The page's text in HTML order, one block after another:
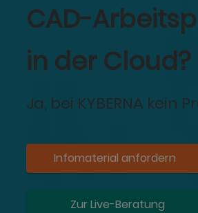
CAD-
in der Cloud?
Ja, bei KYBERNA kein
Infomaterial anfordern
Zur Live-Beratung